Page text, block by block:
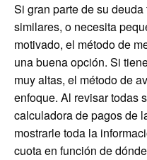
Si gran parte de su
similares, o necesita
motivado, el método de
una buena opción. Si
muy altas, el método de
enfoque. Al revisar todas
calculadora de pagos de
mostrarle toda la
cuota en función de